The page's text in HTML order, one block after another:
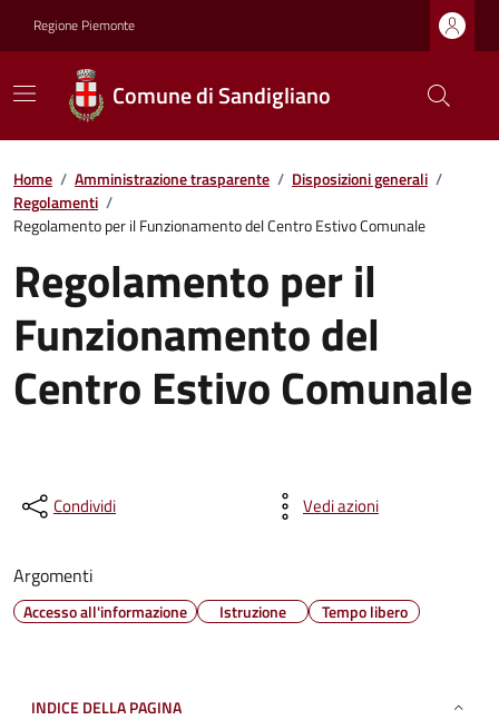
Regione Piemonte
Comune di Sandigliano
Home / Amministrazione trasparente / Disposizioni generali /
Regolamenti /
Regolamento per il Funzionamento del Centro Estivo Comunale
Regolamento per il
Funzionamento del
Centro Estivo Comunale
Condividi Vedi azioni
Argomenti
Accesso all'informazione Istruzione Tempo libero
INDICE DELLA PAGINA